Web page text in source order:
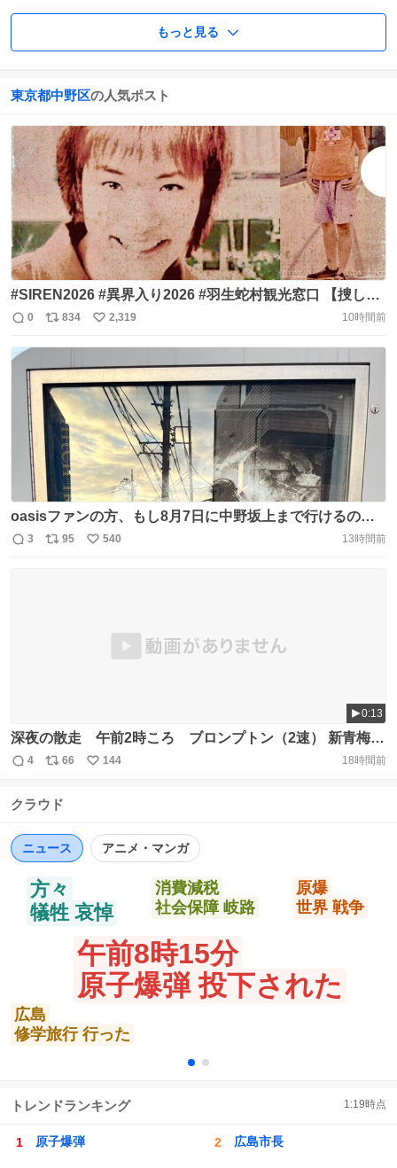
もっと見る
東京都中野区の人気ポスト
#SIREN2026 #異界入り2026 #羽生蛇村観光窓口 【捜して
います】 昭和78年8月2日、マウンテンバイクで自宅を出た
◇170cm 60kg ◇失踪当時の服装:モスグリーン色の半袖シ
ャツ 白いＴシャツ 心当たりがある方は、 中野坂上警察署
03-▓▓-▓▓まで https://t.co/XKoNw0gP3b
返
信
数
0
リ
ポ
ト
数
834
い
い
ね
数
2,319 10時間前
oasisファンの方、もし8月7日に中野坂上まで行けるので
あれば、ぜひこの写真展行ってください🙏素晴らしすぎる
返
3
リ
95
い
540 13時間前
0:13
深夜の散走 午前2時ころ ブロンプトン（2速） 新青梅街
道、鷺ノ宮あたり 無登録（ナンバープレート、保険無）、
い抜かれた・・・ モーター音もすごかった （ドラレコの動
https://t.co/8gmNnroOxd
返
数
4
リ
ス
数
66
い
144 18時間前
クラウド
ニュース アニメ・マンガ
午前8時15分
原子爆弾 投下された
原爆
世界 戦争
広島
修学旅行 行った
消費減税
社会保障 岐路
方々
犠牲 哀悼
トレンドランキング 1:19時点
原子爆弾 広島市長